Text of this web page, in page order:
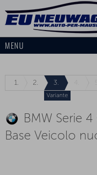
MENU
1. 2. 3.
Variante
BMW Serie
Base Veicolo